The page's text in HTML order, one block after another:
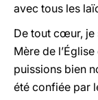
avec tous les
De tout cœur, je
Mère de
puissions bien
été confiée par